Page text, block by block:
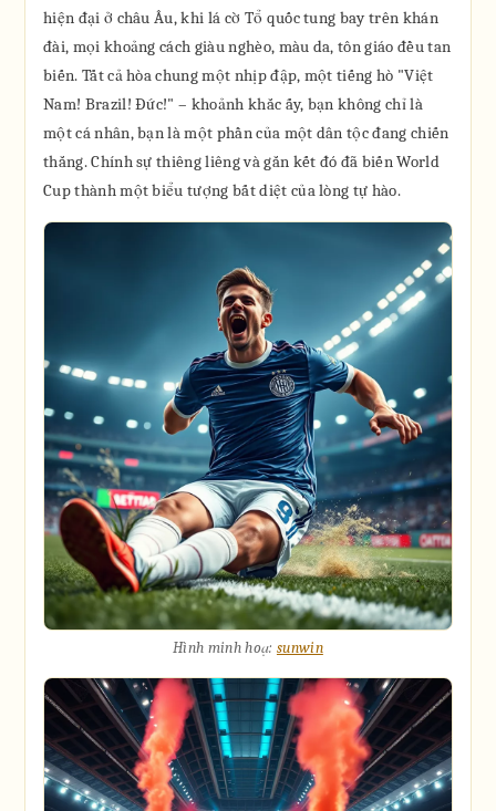
hiện đại ở châu Âu, khi lá cờ Tổ quốc tung bay trên khán
đài, mọi khoảng cách giàu nghèo, màu da, tôn giáo đều tan
biến. Tất cả hòa chung một nhịp đập, một tiếng hò "Việt
Nam! Brazil! Đức!" – khoảnh khắc ấy, bạn không chỉ là
một cá nhân, bạn là một phần của một dân tộc đang chiến
thắng. Chính sự thiêng liêng và gắn kết đó đã biến World
Cup thành một biểu tượng bất diệt của lòng tự hào.
Hình minh hoạ: sunwin